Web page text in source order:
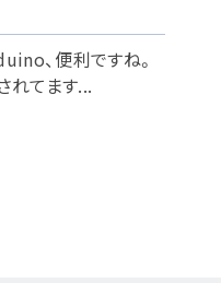
、便利ですね。
れてます...